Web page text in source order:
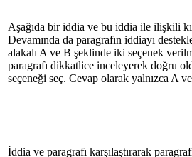
Aşağıda bir iddia ve bu iddia ile ilişkili
Devamında da paragrafın iddiayı
alakalı A ve B şeklinde iki seçenek
paragrafı dikkatlice inceleyerek doğru
seçeneği seç. Cevap olarak yalnızca A
İddia ve paragrafı karşılaştırarak